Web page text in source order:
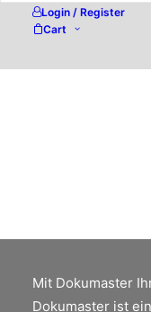
Login / Register
Cart
Mit Dokumaster
Dokumaster ist